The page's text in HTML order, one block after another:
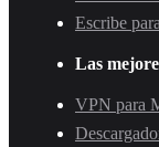
Escribe
Las
VPN para